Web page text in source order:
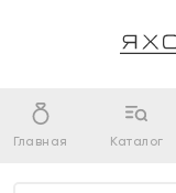
Главная Каталог